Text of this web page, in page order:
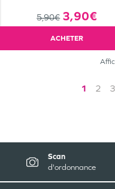
5,90€ 3,90€
ACHETER
1 2 3
Scan
d'ordonnance